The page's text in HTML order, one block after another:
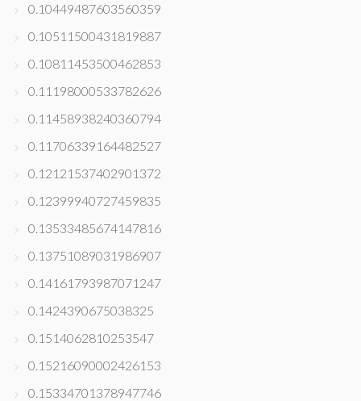
0.10449487603560359
0.10511500431819887
0.10811453500462853
0.11198000533782626
0.11458938240360794
0.11706339164482527
0.12121537402901372
0.12399940727459835
0.13533485674147816
0.13751089031986907
0.14161793987071247
0.1424390675038325
0.1514062810253547
0.15216090002426153
0.15334701378947746